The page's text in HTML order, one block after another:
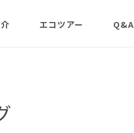
年投稿・再編集
・シダ)
エコツアー Q&A